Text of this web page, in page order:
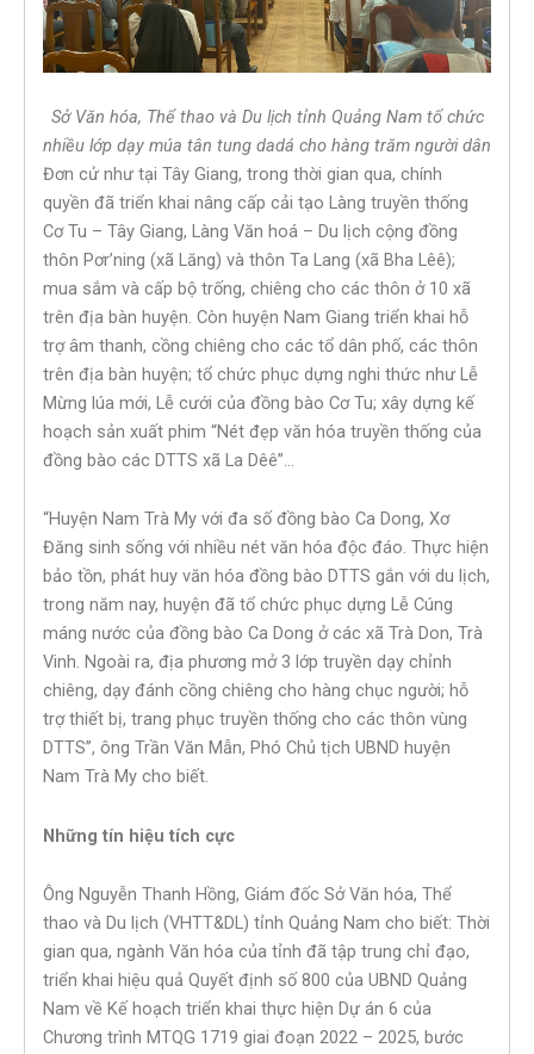
Sở Văn hóa, Thể thao và Du lịch tỉnh Quảng Nam tổ chức
nhiều lớp dạy múa tân tung dadá cho hàng trăm người dân
Đơn cử như tại Tây Giang, trong thời gian qua, chính
quyền đã triển khai nâng cấp cải tạo Làng truyền thống
Cơ Tu – Tây Giang, Làng Văn hoá – Du lịch cộng đồng
thôn Pơr’ning (xã Lăng) và thôn Ta Lang (xã Bha Lêê);
mua sắm và cấp bộ trống, chiêng cho các thôn ở 10 xã
trên địa bàn huyện. Còn huyện Nam Giang triển khai hỗ
trợ âm thanh, cồng chiêng cho các tổ dân phố, các thôn
trên địa bàn huyện; tổ chức phục dựng nghi thức như Lễ
Mừng lúa mới, Lễ cưới của đồng bào Cơ Tu; xây dựng kế
hoạch sản xuất phim “Nét đẹp văn hóa truyền thống của
đồng bào các DTTS xã La Dêê”…
“Huyện Nam Trà My với đa số đồng bào Ca Dong, Xơ
Đăng sinh sống với nhiều nét văn hóa độc đáo. Thực hiện
bảo tồn, phát huy văn hóa đồng bào DTTS gắn với du lịch,
trong năm nay, huyện đã tổ chức phục dựng Lễ Cúng
máng nước của đồng bào Ca Dong ở các xã Trà Don, Trà
Vinh. Ngoài ra, địa phương mở 3 lớp truyền dạy chỉnh
chiêng, dạy đánh cồng chiêng cho hàng chục người; hỗ
trợ thiết bị, trang phục truyền thống cho các thôn vùng
DTTS”, ông Trần Văn Mẫn, Phó Chủ tịch UBND huyện
Nam Trà My cho biết.
Những tín hiệu tích cực
Ông Nguyễn Thanh Hồng, Giám đốc Sở Văn hóa, Thể
thao và Du lịch (VHTT&DL) tỉnh Quảng Nam cho biết: Thời
gian qua, ngành Văn hóa của tỉnh đã tập trung chỉ đạo,
triển khai hiệu quả Quyết định số 800 của UBND Quảng
Nam về Kế hoạch triển khai thực hiện Dự án 6 của
Chương trình MTQG 1719 giai đoạn 2022 – 2025, bước